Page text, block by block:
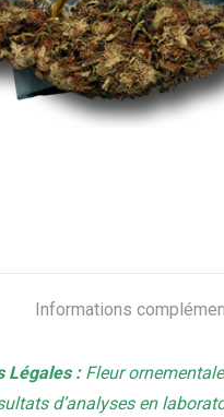
Informations
Légales :Fleur
d’analyses en